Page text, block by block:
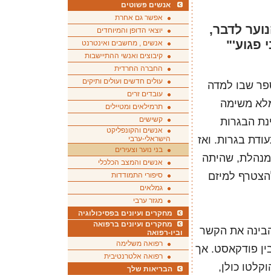
לדבר,
פגוע'"
25 לבית הספר שבו למדה
משימה
הבגרות
בגרות. ואז
שהיתה
למיזם
את הקשר
פודקאסט. אך
כולן,
אנשים פשוטים
אפשר גם אחרת
יוצאי הדופן והמיוחדים
אנשים , מחשבים ואינטרנט
קיבוצים ואנשי ההתיישבות
החברה החרדית
עולים חדשים ועולים ותיקים
עובדים זרים
תרמילאים ומטיילים
קשישים
אנשים והקונפליקט
הישראלי-ערבי
בני נוער וצעירים
אנשים והמצב הכלכלי
סיפורי התמודדות
גמלאים
מגזר ערבי
מחקרים ועיונים בפסיכולוגיה
מחקרים ועיונים ברפואה
וביו-רפואה
רפואה משלימה
רפואה אלטרנטיבית
הבריאות שלך